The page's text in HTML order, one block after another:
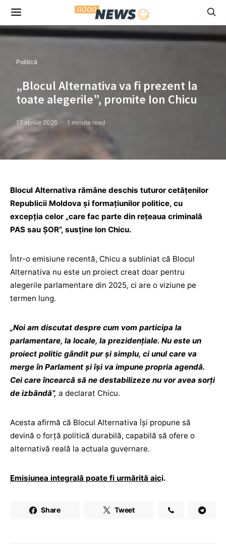
Politică
„Blocul Alternativa va fi prezent la
toate alegerile”, promite Ion Chicu
17 aprilie 2025 1 minute read
Blocul Alternativa rămâne deschis tuturor cetățenilor
Republicii Moldova și formațiunilor politice, cu
excepția celor „care fac parte din rețeaua criminală
PAS sau ȘOR”, susține Ion Chicu.
Într-o emisiune recentă, Chicu a subliniat că Blocul
Alternativa nu este un proiect creat doar pentru
alegerile parlamentare din 2025, ci are o viziune pe
termen lung.
„Noi am discutat despre cum vom participa la
parlamentare, la locale, la prezidențiale. Nu este un
proiect politic gândit pur și simplu, ci unul care va
merge în Parlament și își va impune propria agendă.
Cei care încearcă să ne destabilizeze nu vor avea sorți
de izbândă”, a declarat Chicu.
Acesta afirmă că Blocul Alternativa își propune să
devină o forță politică durabilă, capabilă să ofere o
alternativă reală la actuala guvernare.
Emisiunea integrală poate fi urmărită aici.
Share Tweet